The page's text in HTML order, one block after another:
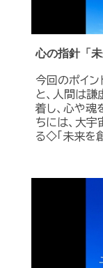
心の指針「未
今回のポイン
と、人間は
着し、心や
ちには、大
る◇「未来を